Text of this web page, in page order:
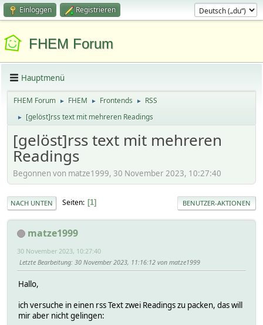
Einloggen Registrieren
FHEM Forum
Hauptmenü
FHEM Forum ► FHEM ► Frontends ► RSS
► [gelöst]rss text mit mehreren Readings
[gelöst]rss text mit mehreren
Readings
Begonnen von matze1999, 30 November 2023, 10:27:40
NACH UNTEN Seiten 1 BENUTZER-AKTIONEN
matze1999
30 November 2023, 10:27:40
Letzte Bearbeitung: 30 November 2023, 11:16:12 von matze1999
Hallo,
ich versuche in einen rss Text zwei Readings zu packen, das will
mir aber nicht gelingen: